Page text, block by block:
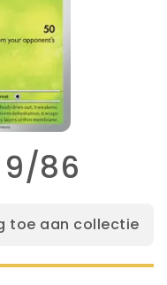
86
toe aan collectie